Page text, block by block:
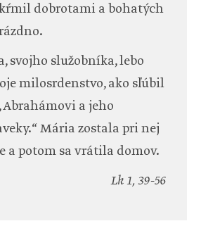
dobrotami a bohatých
svojho služobníka, lebo
milosrdenstvo, ako sľúbil
a jeho
Mária zostala pri nej
a potom sa vrátila domov.
Lk 1, 39-56